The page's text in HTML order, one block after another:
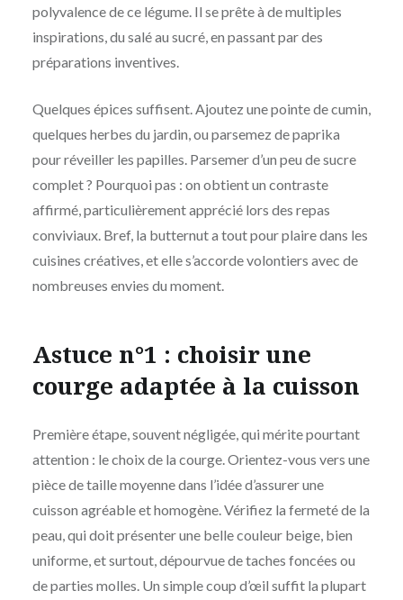
polyvalence de ce légume. Il se prête à de multiples
inspirations, du salé au sucré, en passant par des
préparations inventives.
Quelques épices suffisent. Ajoutez une pointe de cumin,
quelques herbes du jardin, ou parsemez de paprika
pour réveiller les papilles. Parsemer d’un peu de sucre
complet ? Pourquoi pas : on obtient un contraste
affirmé, particulièrement apprécié lors des repas
conviviaux. Bref, la butternut a tout pour plaire dans les
cuisines créatives, et elle s’accorde volontiers avec de
nombreuses envies du moment.
Astuce n°1 : choisir une
courge adaptée à la cuisson
Première étape, souvent négligée, qui mérite pourtant
attention : le choix de la courge. Orientez-vous vers une
pièce de taille moyenne dans l’idée d’assurer une
cuisson agréable et homogène. Vérifiez la fermeté de la
peau, qui doit présenter une belle couleur beige, bien
uniforme, et surtout, dépourvue de taches foncées ou
de parties molles. Un simple coup d’œil suffit la plupart